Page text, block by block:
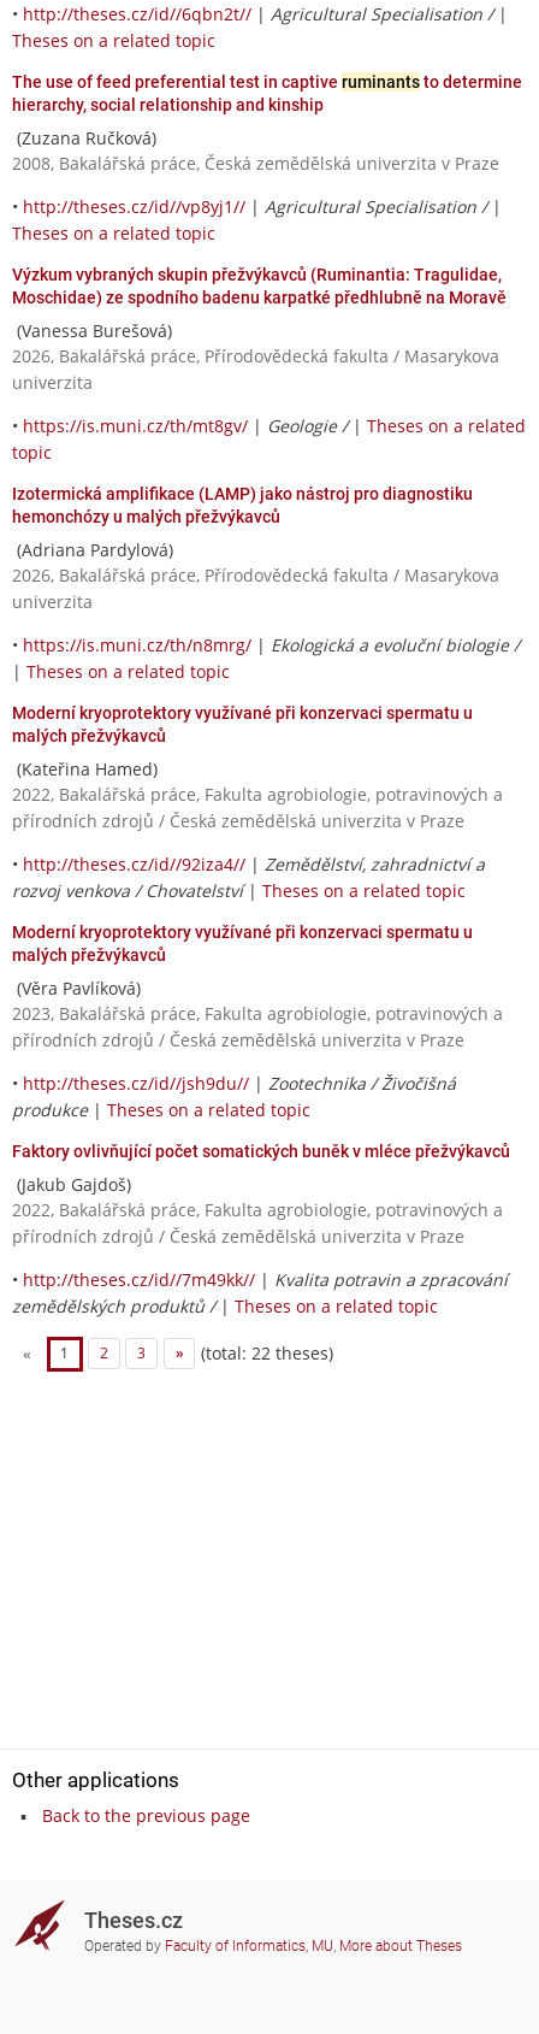
• http://theses.cz/id//6qbn2t// | Agricultural Specialisation / |
Theses on a related topic
The use of feed preferential test in captive ruminantsto determine
hierarchy, social relationship and kinship
(Zuzana Ručková)
2008, Bakalářská práce, Česká zemědělská univerzita v Praze
• http://theses.cz/id//vp8yj1// | Agricultural Specialisation / |
Theses on a related topic
Výzkum vybraných skupin přežvýkavců (Ruminantia: Tragulidae,
Moschidae) ze spodního badenu karpatké předhlubně na Moravě
(Vanessa Burešová)
2026, Bakalářská práce, Přírodovědecká fakulta / Masarykova
univerzita
• https://is.muni.cz/th/mt8gv/ | Geologie / | Theses on a related
topic
Izotermická amplifikace (LAMP) jako nástroj pro diagnostiku
hemonchózy u malých přežvýkavců
(Adriana Pardylová)
2026, Bakalářská práce, Přírodovědecká fakulta / Masarykova
univerzita
• https://is.muni.cz/th/n8mrg/ | Ekologická a evoluční biologie /
| Theses on a related topic
Moderní kryoprotektory využívané při konzervaci spermatu u
malých přežvýkavců
(Kateřina Hamed)
2022, Bakalářská práce, Fakulta agrobiologie, potravinových a
přírodních zdrojů / Česká zemědělská univerzita v Praze
• http://theses.cz/id//92iza4// | Zemědělství, zahradnictví a
rozvoj venkova / Chovatelství| Theses on a related topic
Moderní kryoprotektory využívané při konzervaci spermatu u
malých přežvýkavců
(Věra Pavlíková)
2023, Bakalářská práce, Fakulta agrobiologie, potravinových a
přírodních zdrojů / Česká zemědělská univerzita v Praze
• http://theses.cz/id//jsh9du// | Zootechnika / Živočišná
produkce| Theses on a related topic
Faktory ovlivňující počet somatických buněk v mléce přežvýkavců
(Jakub Gajdoš)
2022, Bakalářská práce, Fakulta agrobiologie, potravinových a
přírodních zdrojů / Česká zemědělská univerzita v Praze
• http://theses.cz/id//7m49kk// | Kvalita potravin a zpracování
zemědělských produktů / | Theses on a related topic
« 1 2 3 » (total: 22 theses)
Other applications
Back to the previous page
Theses.cz
Operated by Faculty of Informatics, MU, More about Theses